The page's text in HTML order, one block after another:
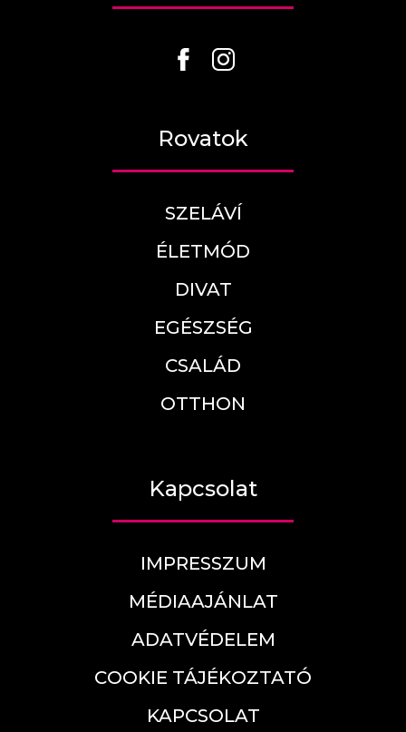
Rovatok
SZELÁVÍ
ÉLETMÓD
DIVAT
EGÉSZSÉG
CSALÁD
OTTHON
Kapcsolat
IMPRESSZUM
MÉDIAAJÁNLAT
ADATVÉDELEM
COOKIE TÁJÉKOZTATÓ
KAPCSOLAT